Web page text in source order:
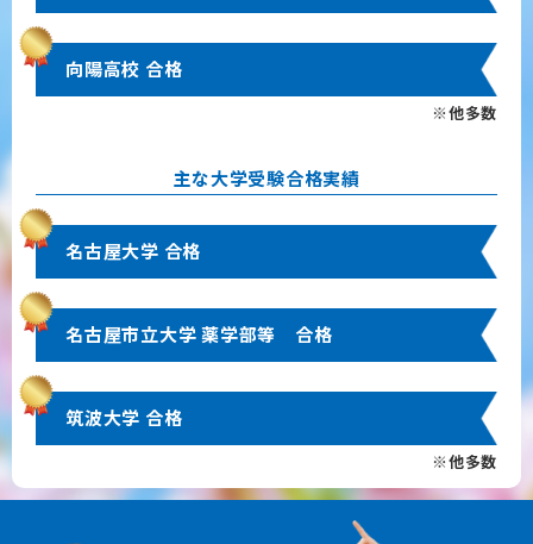
向陽高校 合格
※他多数
主な大学受験合格実績
名古屋大学 合格
名古屋市立大学 薬学部等 合格
筑波大学 合格
※他多数